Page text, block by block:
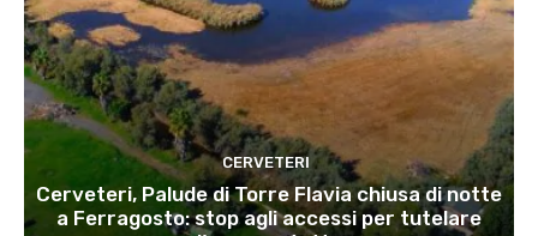
CERVETERI
Cerveteri, Palude di Torre Flavia chiusa di notte
a Ferragosto: stop agli accessi per tutelare